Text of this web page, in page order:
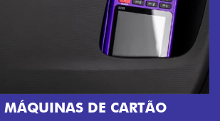
CHAVE COM
Agora, a chave da sua nova
veículo também à distância, e